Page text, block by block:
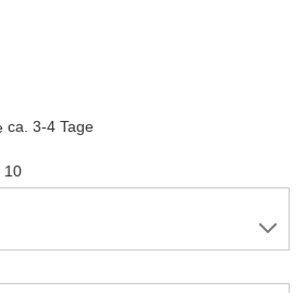
ca. 3-4 Tage
10